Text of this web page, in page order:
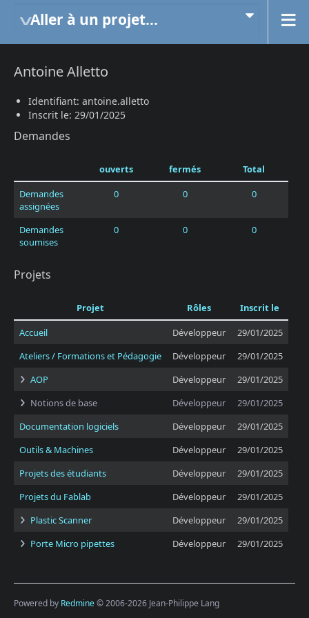
Aller à un projet...
Antoine Alletto
Identifiant: antoine.alletto
Inscrit le: 29/01/2025
Demandes
ouverts fermés
Total
Demandes
assignées
0 0 0
Demandes
soumises
0 0 0
Projets
Projet Rôles
Inscrit le
Accueil
Développeur
29/01/2025
Ateliers / Formations et Pédagogie
Développeur
29/01/2025
AOP
Développeur
29/01/2025
Notions de base
Développeur
29/01/2025
Documentation logiciels
Développeur
29/01/2025
Outils & Machines
Développeur
29/01/2025
Projets des étudiants
Développeur
29/01/2025
Projets du Fablab
Développeur
29/01/2025
Plastic Scanner
Développeur
29/01/2025
Porte Micro pipettes
Développeur 29/01/2025
Powered by Redmine© 2006-2026 Jean-Philippe Lang